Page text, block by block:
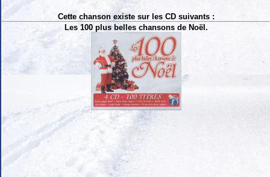
Cette chanson existe sur les CD suivants :
Les 100 plus belles chansons de Noël.